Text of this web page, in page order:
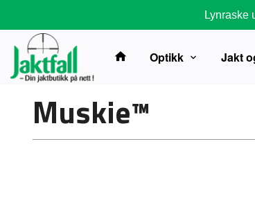
innholdet
Lynraske
Optikk Jakt
Muskie™